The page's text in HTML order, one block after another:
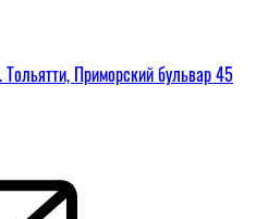
Приморский бульвар 45